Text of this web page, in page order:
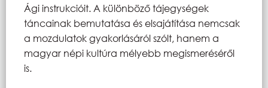
Ági instrukcióit. A különböző tájegységek
táncainak bemutatása és elsajátítása nemcsak
a mozdulatok gyakorlásáról szólt, hanem a
magyar népi kultúra mélyebb megismeréséről
is.